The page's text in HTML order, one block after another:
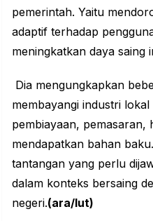
pemerintah. Yaitu
adaptif terhadap
meningkatkan daya saing
Dia mengungkapkan
membayangi industri
pembiayaan, pemasaran,
mendapatkan bahan
tantangan yang perlu
dalam konteks bersaing
negeri.(ara/lut)